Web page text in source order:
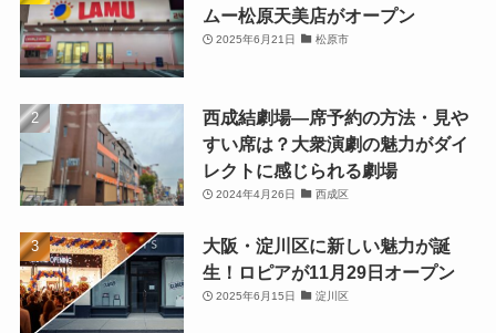
ムー松原天美店がオープン
2025年6月21日 松原市
西成結劇場—席予約の方法・見や
すい席は？大衆演劇の魅力がダイ
レクトに感じられる劇場
2024年4月26日 西成区
大阪・淀川区に新しい魅力が誕
生！ロピアが11月29日オープン
2025年6月15日 淀川区